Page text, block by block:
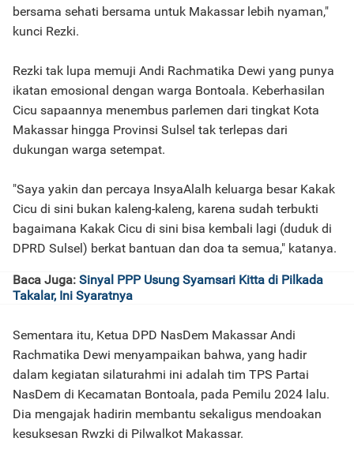
bersama sehati bersama untuk Makassar lebih nyaman,"
kunci Rezki.
Rezki tak lupa memuji Andi Rachmatika Dewi yang punya
ikatan emosional dengan warga Bontoala. Keberhasilan
Cicu sapaannya menembus parlemen dari tingkat Kota
Makassar hingga Provinsi Sulsel tak terlepas dari
dukungan warga setempat.
"Saya yakin dan percaya InsyaAlalh keluarga besar Kakak
Cicu di sini bukan kaleng-kaleng, karena sudah terbukti
bagaimana Kakak Cicu di sini bisa kembali lagi (duduk di
DPRD Sulsel) berkat bantuan dan doa ta semua," katanya.
Baca Juga: Sinyal PPP Usung Syamsari Kitta di Pilkada
Takalar, Ini Syaratnya
Sementara itu, Ketua DPD NasDem Makassar Andi
Rachmatika Dewi menyampaikan bahwa, yang hadir
dalam kegiatan silaturahmi ini adalah tim TPS Partai
NasDem di Kecamatan Bontoala, pada Pemilu 2024 lalu.
Dia mengajak hadirin membantu sekaligus mendoakan
kesuksesan Rwzki di Pilwalkot Makassar.